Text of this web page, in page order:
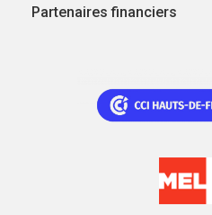
Partenaires financiers